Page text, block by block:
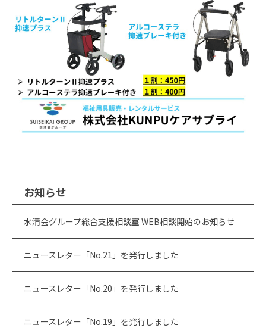
お知らせ
水清会グループ総合支援相談室 WEB相談開始のお知らせ
ニュースレター「No.21」を発行しました
ニュースレター「No.20」を発行しました
ニュースレター「No.19」を発行しました